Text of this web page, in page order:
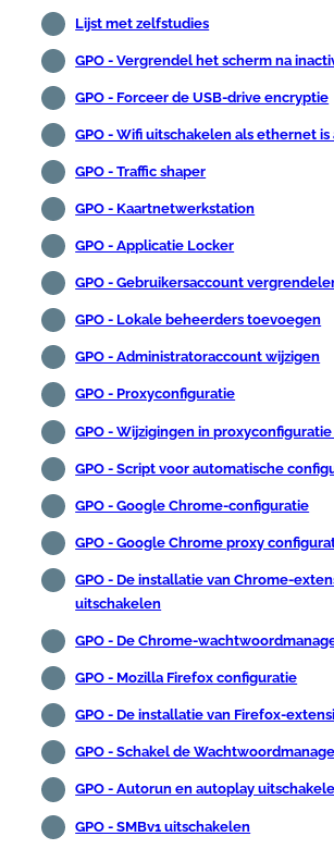
Lijst met zelfstudies
GPO - Vergrendel het scherm na
GPO - Forceer de USB-drive encryptie
GPO - Wifi uitschakelen als ethernet
GPO - Traffic shaper
GPO - Kaartnetwerkstation
GPO - Applicatie Locker
GPO - Gebruikersaccount
GPO - Lokale beheerders toevoegen
GPO - Administratoraccount wijzigen
GPO - Proxyconfiguratie
GPO - Wijzigingen in
GPO - Script voor automatische
GPO - Google Chrome-configuratie
GPO - Google Chrome proxy
GPO - De installatie van Chrome-
uitschakelen
GPO - De Chrome-
GPO - Mozilla Firefox configuratie
GPO - De installatie van Firefox-
GPO - Schakel de
GPO - Autorun en autoplay
GPO - SMBv1 uitschakelen